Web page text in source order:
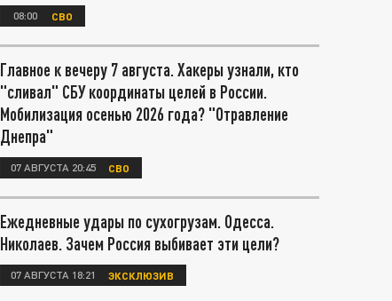
08:00 СВО
Главное к вечеру 7 августа. Хакеры узнали, кто
"сливал" СБУ координаты целей в России.
Мобилизация осенью 2026 года? "Отравление
Днепра"
07 АВГУСТА 20:45 СВО
Ежедневные удары по сухогрузам. Одесса.
Николаев. Зачем Россия выбивает эти цели?
07 АВГУСТА 18:21 ЭКСКЛЮЗИВ